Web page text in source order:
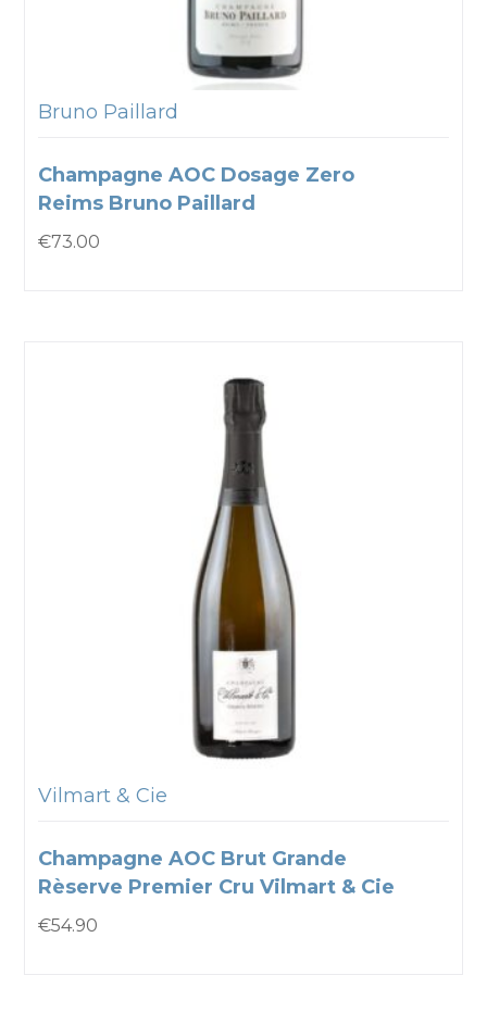
Bruno Paillard
Champagne AOC Dosage Zero
Reims Bruno Paillard
€73.00
Vilmart & Cie
Champagne AOC Brut Grande
Rèserve Premier Cru Vilmart & Cie
€54.90